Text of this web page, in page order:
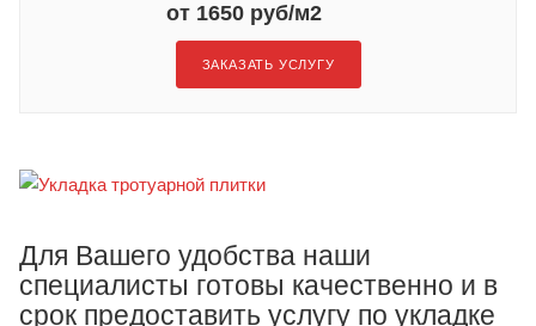
от 1650 руб/м2
ЗАКАЗАТЬ УСЛУГУ
Для Вашего удобства наши
специалисты готовы качественно и в
срок предоставить услугу по укладке